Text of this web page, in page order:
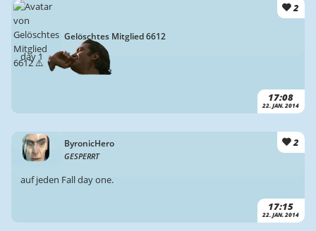
Gelöschtes Mitglied 6612
2
17:08
22. JAN. 2014
day 1
ByronicHero
GESPERRT
2
17:15
22. JAN. 2014
auf jeden Fall day one.